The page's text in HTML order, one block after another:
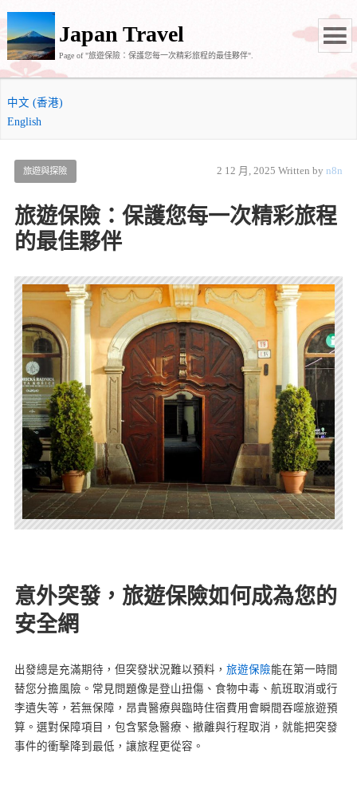
Japan Travel
Page of "旅遊保險：保護您每一次精彩旅程的最佳夥伴".
中文 (香港)
English
旅遊與探險 2 12 月, 2025 Written byn8n
旅遊保險：保護您每一次精彩旅程
的最佳夥伴
意外突發，旅遊保險如何成為您的
安全網
出發總是充滿期待，但突發狀況難以預料， 旅遊保險能在第一時間
替您分擔風險。常見問題像是登山扭傷、食物中毒、航班取消或行
李遺失等，若無保障，昂貴醫療與臨時住宿費用會瞬間吞噬旅遊預
算。選對保障項目，包含緊急醫療、撤離與行程取消，就能把突發
事件的衝擊降到最低，讓旅程更從容。